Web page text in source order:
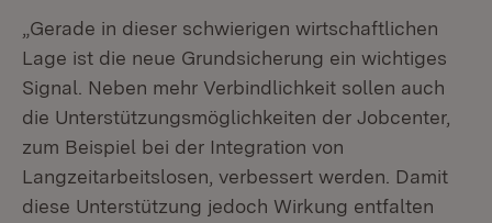
„Gerade in dieser schwierigen wirtschaftlichen
Lage ist die neue Grundsicherung ein wichtiges
Signal. Neben mehr Verbindlichkeit sollen auch
die Unterstützungsmöglichkeiten der Jobcenter,
zum Beispiel bei der Integration von
Langzeitarbeitslosen, verbessert werden. Damit
diese Unterstützung jedoch Wirkung entfalten